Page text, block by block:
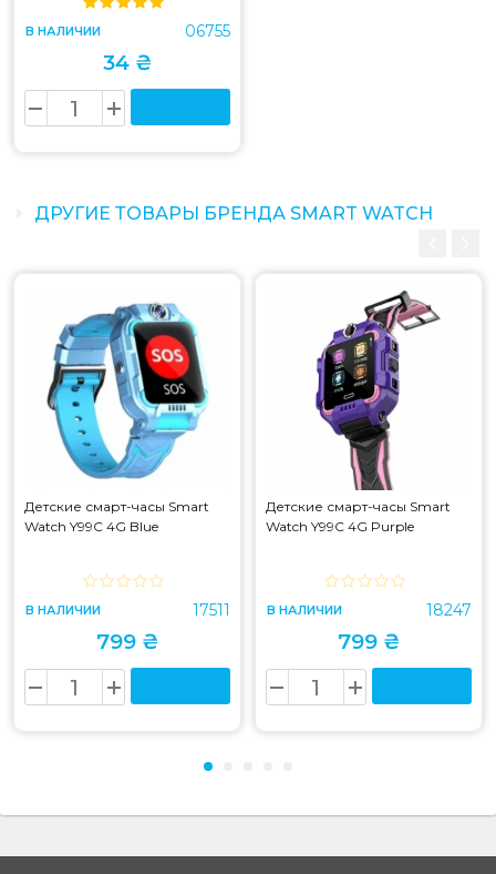
В НАЛИЧИИ 06755
34 ₴
ДРУГИЕ ТОВАРЫ БРЕНДА SMART WATCH
Детские смарт-часы Smart
Watch Y99C 4G Blue
В НАЛИЧИИ 17511
799 ₴
Детские смарт-часы Smart
Watch Y99C 4G Purple
В НАЛИЧИИ 18247
799 ₴